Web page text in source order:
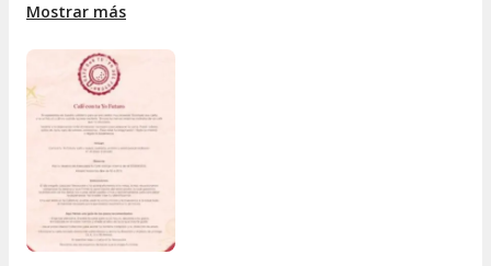
toque perfecto para los más golosos.
Opción Salada:
sándwich, ideal si prefieres algo más ligero y
sabroso.
Puedes vivir esta experiencia para conectar contigo mismo o
regalarla a alguien especial que quieras sorprender. Escribirle
a tu Yo futuro nunca había sido tan fácil ni tan especial, y aquí
cuidamos cada detalle para que el recuerdo sea imborrable.
Mostrar más